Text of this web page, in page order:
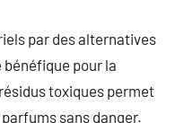
par des alternatives
pour la
toxiques permet
sans danger.